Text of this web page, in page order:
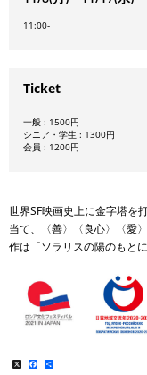
11:00-
Ticket
一般 : 1500円
シニア・学生 : 1300円
会員 : 1200円
世界SF映画史上に金字塔を
当て、〈善〉〈良心〉〈愛
作は「ソラリスの陽のもと
X Facebook